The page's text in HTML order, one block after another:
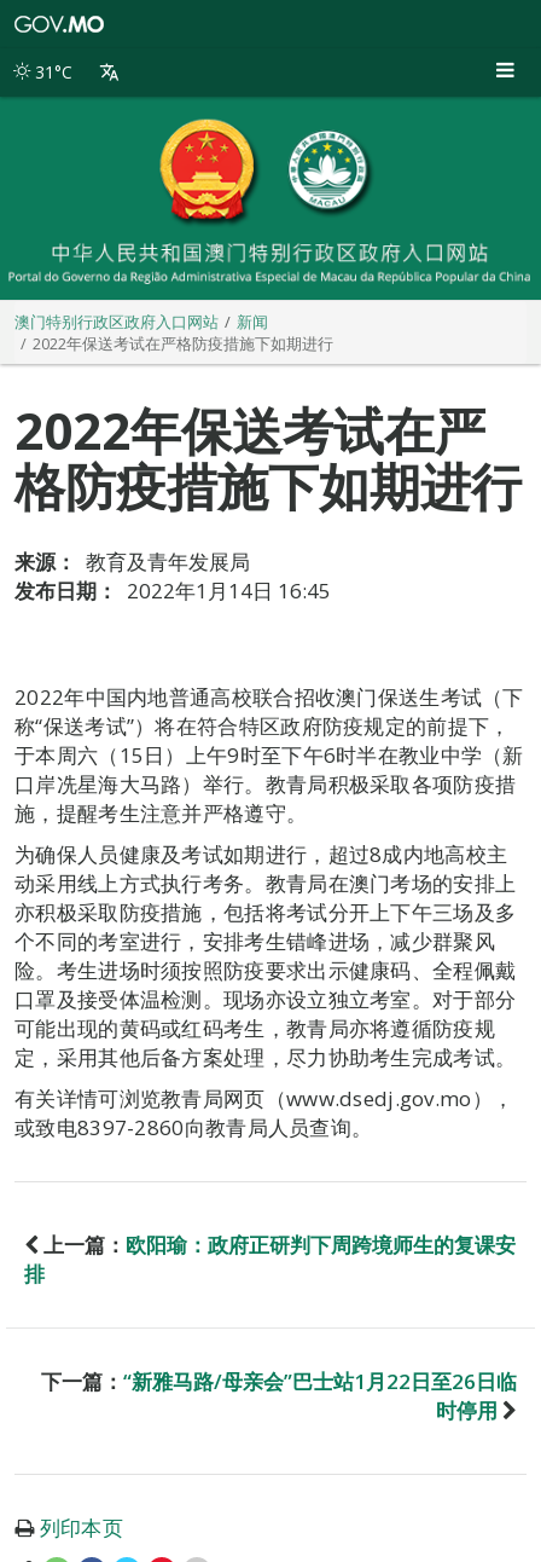
别
31°C
澳门特别行政区政府入口网站
新闻
2022年保送考试在严格防疫措施下如期进行
2022年保送考试在严
格防疫措施下如期进行
来源：
教育及青年发展局
发布日期：
2022年1月14日 16:45
2022年中国内地普通高校联合招收澳门保送生考试（下
称“保送考试”）将在符合特区政府防疫规定的前提下，
于本周六（15日）上午9时至下午6时半在教业中学（新
口岸冼星海大马路）举行。教青局积极采取各项防疫措
施，提醒考生注意并严格遵守。
为确保人员健康及考试如期进行，超过8成内地高校主
动采用线上方式执行考务。教青局在澳门考场的安排上
亦积极采取防疫措施，包括将考试分开上下午三场及多
个不同的考室进行，安排考生错峰进场，减少群聚风
险。考生进场时须按照防疫要求出示健康码、全程佩戴
口罩及接受体温检测。现场亦设立独立考室。对于部分
可能出现的黄码或红码考生，教青局亦将遵循防疫规
定，采用其他后备方案处理，尽力协助考生完成考试。
有关详情可浏览教青局网页（www.dsedj.gov.mo），
或致电8397-2860向教青局人员查询。
上一篇： 欧阳瑜：政府正研判下周跨境师生的复课安
排
下一篇： “新雅马路/母亲会”巴士站1月22日至26日临
时停用
列印本页